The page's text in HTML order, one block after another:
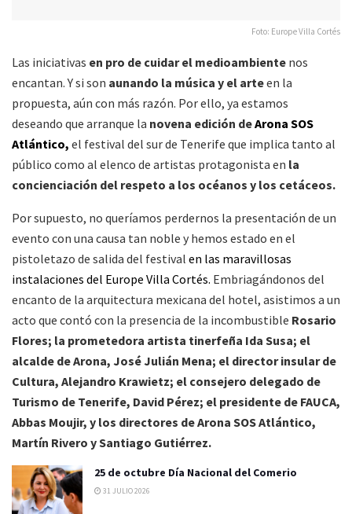
Foto: Europe Villa Cortés
Las iniciativas en pro de cuidar el medioambiente nos
encantan. Y si son aunando la música y el arteen la
propuesta, aún con más razón. Por ello, ya estamos
deseando que arranque la novena edición deArona SOS
Atlántico, el festival del sur de Tenerife que implica tanto al
público como al elenco de artistas protagonista en la
concienciación del respeto a los océanos y los cetáceos.
Por supuesto, no queríamos perdernos la presentación de un
evento con una causa tan noble y hemos estado en el
pistoletazo de salida del festival en las maravillosas
instalaciones del Europe Villa Cortés. Embriagándonos del
encanto de la arquitectura mexicana del hotel, asistimos a un
acto que contó con la presencia de la incombustible Rosario
Flores; la prometedora artista tinerfeña Ida Susa; el
alcalde de Arona, José Julián Mena; el director insular de
Cultura, Alejandro Krawietz; el consejero delegado de
Turismo de Tenerife, David Pérez; el presidente de FAUCA,
Abbas Moujir, y los directores de Arona SOS Atlántico,
Martín Rivero y Santiago Gutiérrez.
25 de octubre Día Nacional del Comerio
31 JULIO 2026